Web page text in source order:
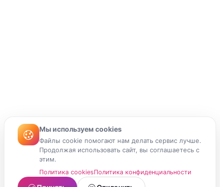
Мы используем cookies
Файлы cookie помогают нам делать сервис лучше.
Продолжая использовать сайт, вы соглашаетесь с
этим.
Политика cookiesПолитика конфиденциальности